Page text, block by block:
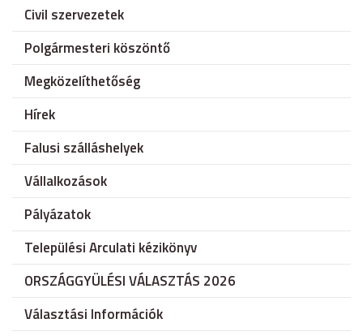
Civil szervezetek
Polgármesteri köszöntő
Megközelíthetőség
Hírek
Falusi szálláshelyek
Vállalkozások
Pályázatok
Települési Arculati kézikönyv
ORSZÁGGYÜLÉSI VÁLASZTÁS 2026
Választási Információk